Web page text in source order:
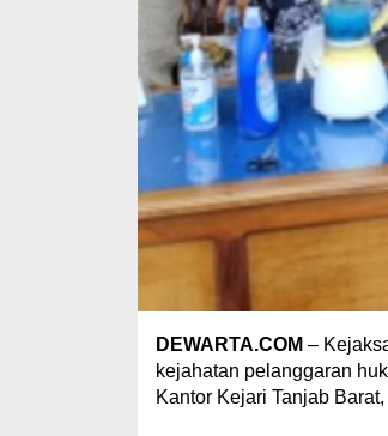
DEWARTA.COM –
kejahatan pelanggaran
Kantor Kejari Tanjab